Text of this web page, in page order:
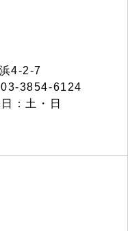
4-2-7
3854-6124
：土・日